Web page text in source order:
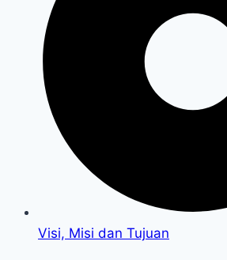
Visi, Misi dan Tujuan